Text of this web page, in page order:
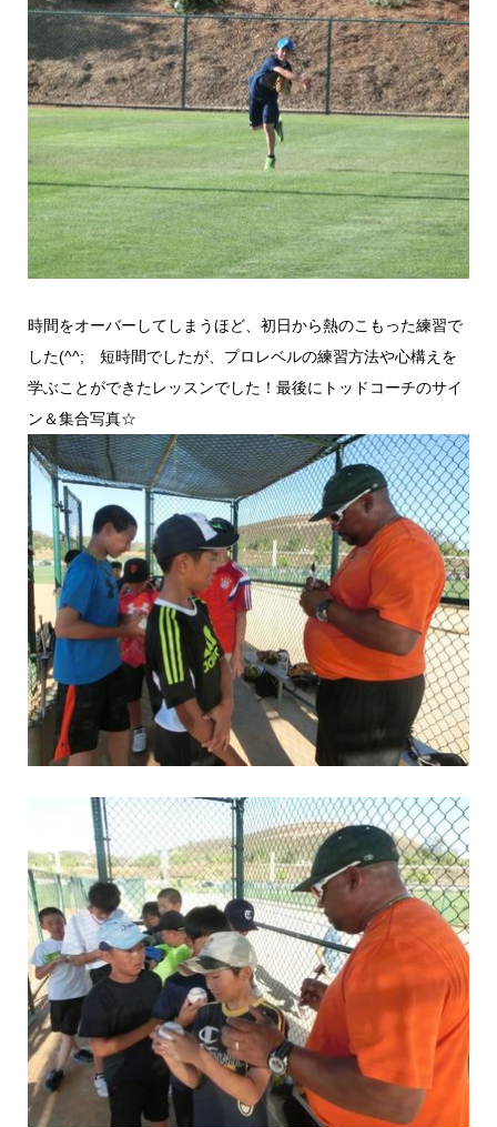
時間をオーバーしてしまうほど、初日から熱のこもった練習で
した(^^; 短時間でしたが、プロレベルの練習方法や心構えを
学ぶことができたレッスンでした！最後にトッドコーチのサイ
ン＆集合写真☆